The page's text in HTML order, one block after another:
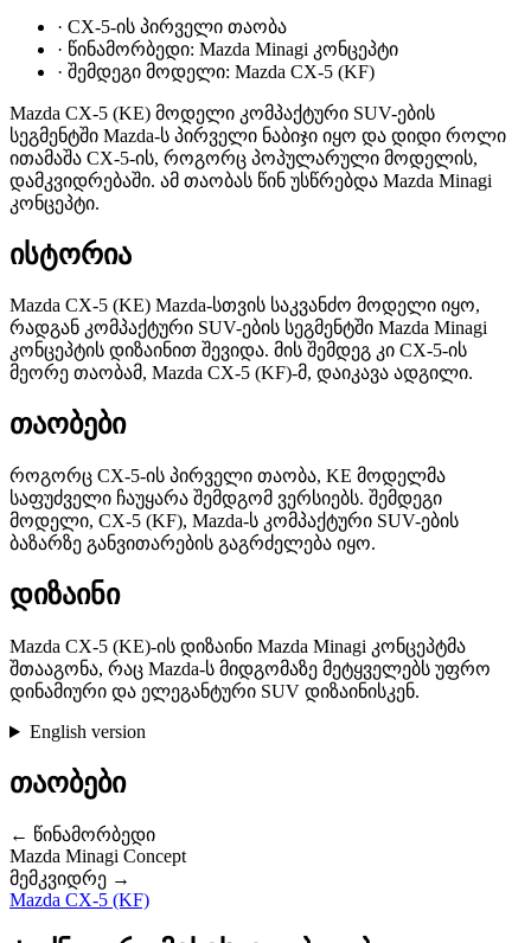
· CX-5-ის პირველი თაობა
· წინამორბედი: Mazda Minagi კონცეპტი
· შემდეგი მოდელი: Mazda CX-5 (KF)
Mazda CX-5 (KE) მოდელი კომპაქტური SUV-ების
სეგმენტში Mazda-ს პირველი ნაბიჯი იყო და დიდი როლი
ითამაშა CX-5-ის, როგორც პოპულარული მოდელის,
დამკვიდრებაში. ამ თაობას წინ უსწრებდა Mazda Minagi
კონცეპტი.
ისტორია
Mazda CX-5 (KE) Mazda-სთვის საკვანძო მოდელი იყო,
რადგან კომპაქტური SUV-ების სეგმენტში Mazda Minagi
კონცეპტის დიზაინით შევიდა. მის შემდეგ კი CX-5-ის
მეორე თაობამ, Mazda CX-5 (KF)-მ, დაიკავა ადგილი.
თაობები
როგორც CX-5-ის პირველი თაობა, KE მოდელმა
საფუძველი ჩაუყარა შემდგომ ვერსიებს. შემდეგი
მოდელი, CX-5 (KF), Mazda-ს კომპაქტური SUV-ების
ბაზარზე განვითარების გაგრძელება იყო.
დიზაინი
Mazda CX-5 (KE)-ის დიზაინი Mazda Minagi კონცეპტმა
შთააგონა, რაც Mazda-ს მიდგომაზე მეტყველებს უფრო
დინამიური და ელეგანტური SUV დიზაინისკენ.
English version
თაობები
← წინამორბედი
Mazda Minagi Concept
მემკვიდრე →
Mazda CX-5 (KF)